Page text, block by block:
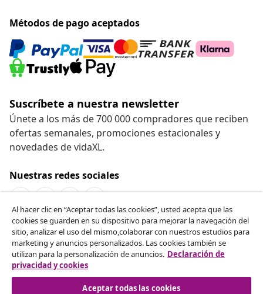
Métodos de pago aceptados
Suscríbete a nuestra newsletter
Únete a los más de 700 000 compradores que reciben
ofertas semanales, promociones estacionales y
novedades de vidaXL.
Nuestras redes sociales
Desistir del contrato
Solicita la cancelación de tu pedido.
Desistir del contrato
Al hacer clic en “Aceptar todas las cookies”, usted acepta que las
cookies se guarden en su dispositivo para mejorar la navegación del
sitio, analizar el uso del mismo,colaborar con nuestros estudios para
marketing y anuncios personalizados. Las cookies también se
utilizan para la personalización de anuncios. Declaración de
privacidad y cookies
Aceptar todas las cookies